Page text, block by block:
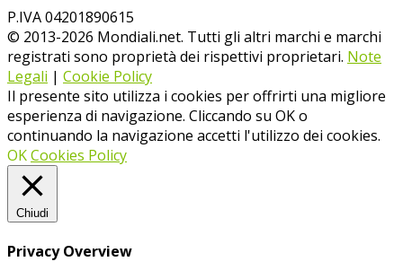
P.IVA 04201890615
© 2013-2026 Mondiali.net. Tutti gli altri marchi e marchi
registrati sono proprietà dei rispettivi proprietari. Note
Legali | Cookie Policy
Il presente sito utilizza i cookies per offrirti una migliore
esperienza di navigazione. Cliccando su OK o
continuando la navigazione accetti l'utilizzo dei cookies.
OKCookies Policy
Chiudi
Privacy Overview